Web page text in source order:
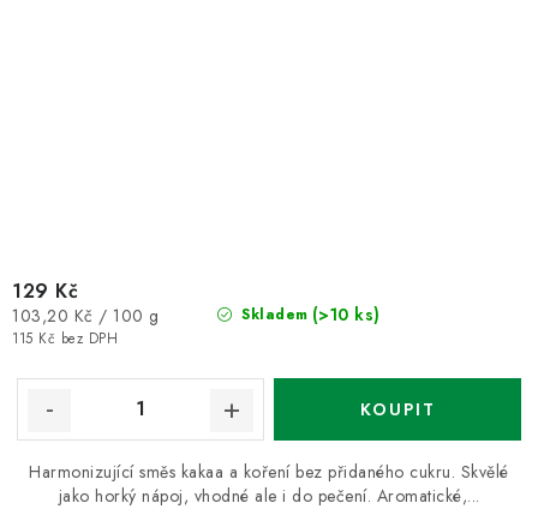
Skladem (>10 ks)
115 Kč bez DPH
129 Kč
Měrná
cena:
103,20 Kč / 100 g
Harmonizující směs kakaa a koření bez přidaného cukru. Skvělé
jako horký nápoj, vhodné ale i do pečení. Aromatické,...